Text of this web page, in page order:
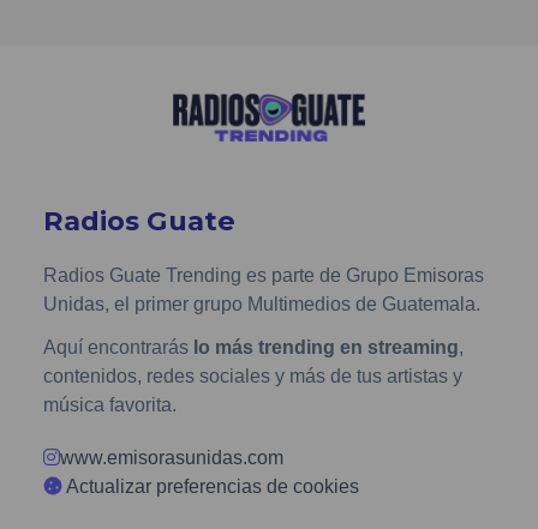
Radios Guate
Radios Guate Trending es parte de Grupo Emisoras
Unidas, el primer grupo Multimedios de Guatemala.
Aquí encontrarás lo más trending en streaming,
contenidos, redes sociales y más de tus artistas y
música favorita.
www.emisorasunidas.com
Actualizar preferencias de cookies